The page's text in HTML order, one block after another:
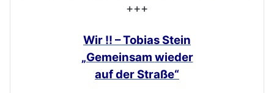
+++
Wir !! – Tobias Stein
„Gemeinsam wieder
auf der Straße“